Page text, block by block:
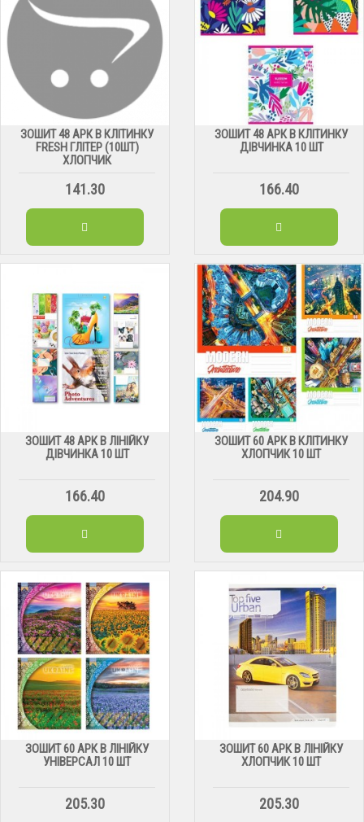
ЗОШИТ 48 АРК В КЛІТИНКУ
FRESH ГЛІТЕР (10ШТ)
ХЛОПЧИК
141.30
ЗОШИТ 48 АРК В КЛІТИНКУ
ДІВЧИНКА 10 ШТ
166.40
ЗОШИТ 48 АРК В ЛІНІЙКУ
ДІВЧИНКА 10 ШТ
166.40
ЗОШИТ 60 АРК В КЛІТИНКУ
ХЛОПЧИК 10 ШТ
204.90
ЗОШИТ 60 АРК В ЛІНІЙКУ
УНІВЕРСАЛ 10 ШТ
205.30
ЗОШИТ 60 АРК В ЛІНІЙКУ
ХЛОПЧИК 10 ШТ
205.30